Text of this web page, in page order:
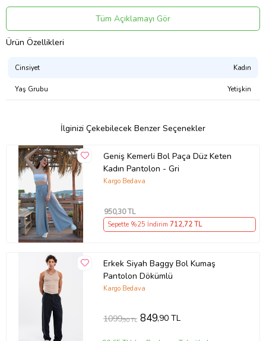
Ürün Kodu:kcm73663412
Tüm Açıklamayı Gör
Ürün Özellikleri
Cinsiyet Kadın
Yaş Grubu Yetişkin
İlginizi Çekebilecek Benzer Seçenekler
Geniş Kemerli Bol Paça Düz Keten
Kadın Pantolon - Gri
Kargo Bedava
950,30 TL
Sepette %25 İndirim 712,72 TL
Erkek Siyah Baggy Bol Kumaş
Pantolon Dökümlü
Kargo Bedava
1099,90 TL 849,90 TL